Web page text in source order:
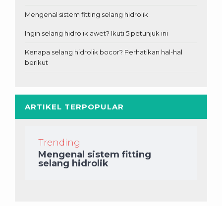
Mengenal sistem fitting selang hidrolik
Ingin selang hidrolik awet? Ikuti 5 petunjuk ini
Kenapa selang hidrolik bocor? Perhatikan hal-hal
berikut
ARTIKEL TERPOPULAR
Trending
Mengenal sistem fitting
selang hidrolik